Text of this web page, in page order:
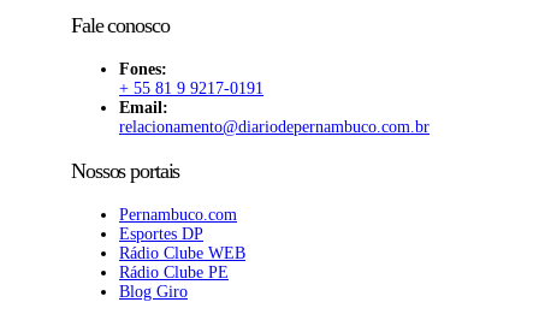
Fale conosco
Fones:
+ 55 81 9 9217-0191
Email:
relacionamento@diariodepernambuco.com.br
Nossos portais
Pernambuco.com
Esportes DP
Rádio Clube WEB
Rádio Clube PE
Blog Giro